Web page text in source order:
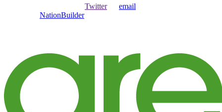
Twitterou email
NationBuilder